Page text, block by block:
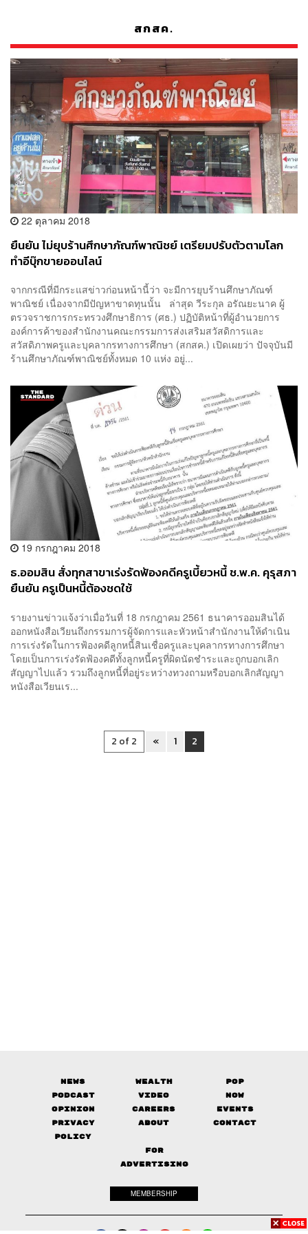
สกสค.
22 ตุลาคม 2018
ยืนยัน ไม่ยุบร้านศึกษาภัณฑ์พาณิชย์ เตรียมปรับตัวตามโลก
ทำอีบุ๊กขายออนไลน์
จากกรณีที่มีกระแสข่าวก่อนหน้านี้ว่า จะมีการยุบร้านศึกษาภัณฑ์
พาณิชย์ เนื่องจากมีปัญหาขาดทุนนั้น ล่าสุด วีระกุล อรัณยะนาค ผู้
ตรวจราชการกระทรวงศึกษาธิการ (ศธ.) ปฏิบัติหน้าที่ผู้อำนวยการ
องค์การค้าของสำนักงานคณะกรรมการส่งเสริมสวัสดิการและ
สวัสดิภาพครูและบุคลากรทางการศึกษา (สกสค.) เปิดเผยว่า ปัจจุบันมี
ร้านศึกษาภัณฑ์พาณิชย์ทั้งหมด 10 แห่ง อยู่...
19 กรกฎาคม 2018
ธ.ออมสิน สั่งทุกสาขาเร่งรัดฟ้องคดีครูเบี้ยวหนี้ ช.พ.ค. คุรุสภา
ยืนยัน ครูเป็นหนี้ต้องชดใช้
รายงานข่าวแจ้งว่าเมื่อวันที่ 18 กรกฎาคม 2561 ธนาคารออมสินได้
ออกหนังสือเวียนถึงกรรมการผู้จัดการและหัวหน้าสำนักงานให้ดำเนิน
การเร่งรัดในการฟ้องคดีลูกหนี้สินเชื่อครูและบุคลากรทางการศึกษา
โดยเป็นการเร่งรัดฟ้องคดีทั้งลูกหนี้ครูที่ผิดนัดชำระและถูกบอกเลิก
สัญญาไปแล้ว รวมถึงลูกหนี้ที่อยู่ระหว่างทวงถามหรือบอกเลิกสัญญา
หนังสือเวียนเร...
2 of 2 « 1 2
News Wealth
Pop
Podcast
Video
Now
Opinion
Careers
Events
Privacy
Policy
About Contact
FOR
ADVERTISING
MEMBERSHIP